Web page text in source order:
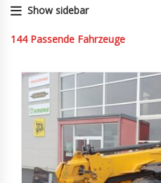
Show sidebar
144 Passende Fahrzeuge